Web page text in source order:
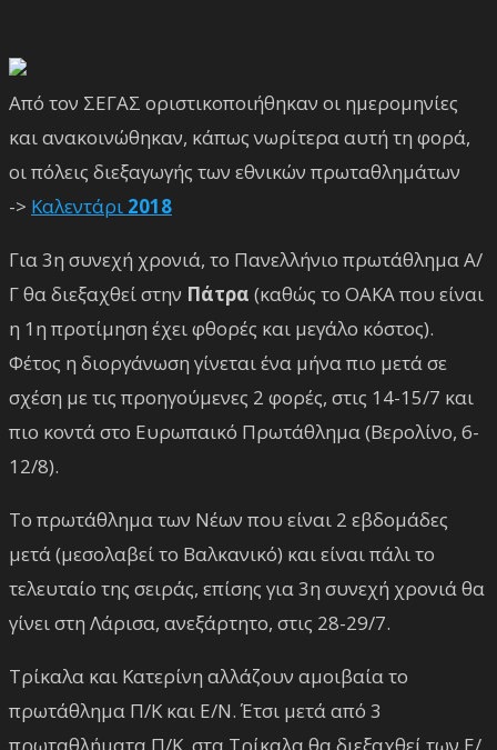
Από τον ΣΕΓΑΣ οριστικοποιήθηκαν οι ημερομηνίες
και ανακοινώθηκαν, κάπως νωρίτερα αυτή τη φορά,
οι πόλεις διεξαγωγής των εθνικών πρωταθλημάτων
-> Καλεντάρι 2018
Για 3η συνεχή χρονιά, το Πανελλήνιο πρωτάθλημα Α/
Γ θα διεξαχθεί στην Πάτρα (καθώς το ΟΑΚΑ που είναι
η 1η προτίμηση έχει φθορές και μεγάλο κόστος).
Φέτος η διοργάνωση γίνεται ένα μήνα πιο μετά σε
σχέση με τις προηγούμενες 2 φορές, στις 14-15/7 και
πιο κοντά στο Ευρωπαικό Πρωτάθλημα (Βερολίνο, 6-
12/8).
Το πρωτάθλημα των Νέων που είναι 2 εβδομάδες
μετά (μεσολαβεί το Βαλκανικό) και είναι πάλι το
τελευταίο της σειράς, επίσης για 3η συνεχή χρονιά θα
γίνει στη Λάρισα, ανεξάρτητο, στις 28-29/7.
Τρίκαλα και Κατερίνη αλλάζουν αμοιβαία το
πρωτάθλημα Π/Κ και Ε/Ν. Έτσι μετά από 3
πρωταθλήματα Π/Κ, στα Τρίκαλα θα διεξαχθεί των Ε/